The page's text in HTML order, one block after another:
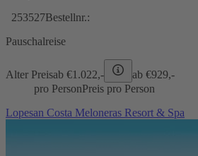
253527Bestellnr.:
Pauschalreise
Alter Preisab €1.022,- ab €929,-
pro PersonPreis pro Person
Lopesan Costa Meloneras Resort & Spa